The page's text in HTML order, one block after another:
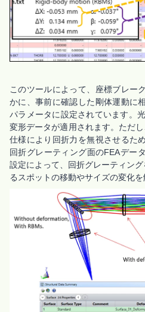
このツールによって、座標ブレー
かに、事前に確認した剛体運動に
パラメータに設定されています。
変形データが適用されます。ただ
仕様により回折力を無視させるた
回折グレーティング面のFEAデー
設定によって、回折グレーティング
るスポットの移動やサイズの変化を